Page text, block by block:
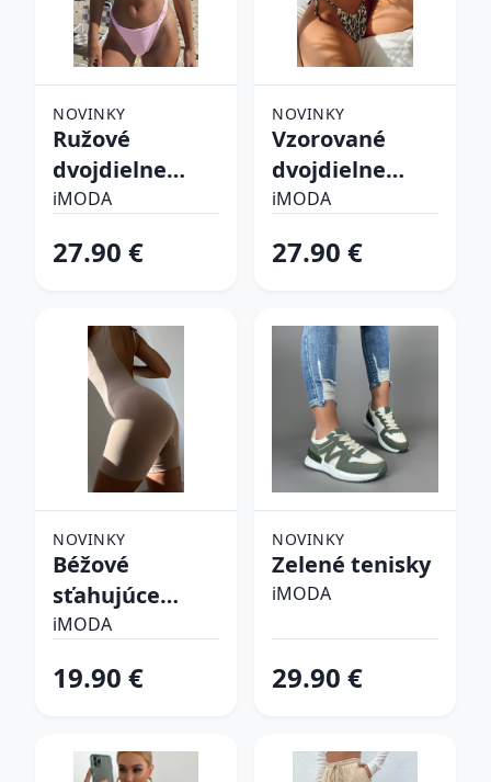
NOVINKY
Ružové
dvojdielne
plavky
iMODA
27.90 €
NOVINKY
Vzorované
dvojdielne
plavky
iMODA
27.90 €
NOVINKY
Béžové
sťahujúce
spodné prádlo
iMODA
19.90 €
NOVINKY
Zelené tenisky
iMODA
29.90 €